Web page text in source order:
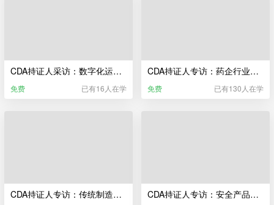
CDA持证人采访：数字化运维转型 为什么是大势所趋？
免费 已有16人在学
CDA持证人专访：药企行业，做数据分析师是什么体验？
免费 已有130人在学
CDA持证人专访：传统制造业，如何进行数据分析？能否改善经营情况？ CDA持证人专访：安全产品研发，大数据能起到什么作用？